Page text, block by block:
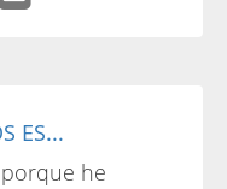
ES...
he